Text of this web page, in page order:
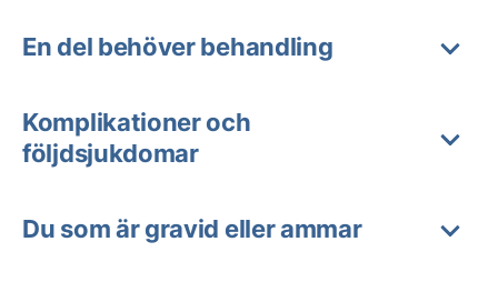
En del behöver behandling
Komplikationer och
följdsjukdomar
Du som är gravid eller ammar